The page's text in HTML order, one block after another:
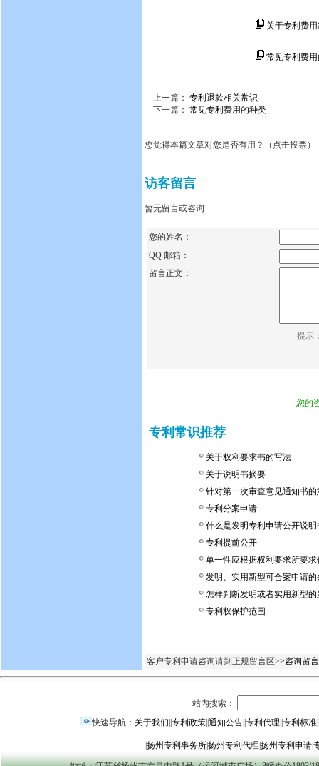
关于专利费
常见专利费
上一篇： 专利退款相关常识
下一篇： 常见专利费用的种类
您觉得本篇文章对您是否有用？（点击投票）
访客留言
暂无留言或咨询
您的姓名：
QQ 邮箱：
留言正文：
提示
您的
专利常识推荐
关于权利要求书的写法
关于说明书摘要
针对第一次审查意见通知书
专利分案申请
什么是发明专利申请公开说明
专利提前公开
单一性应根据权利要求所要
发明、实用新型可合案申请的
怎样判断发明或者实用新型的
专利权保护范围
客户专利申请咨询请到正规留言区>>咨询留言
站内搜索：
快速导航： 关于我们 专利政策 通知公告 专利代理 专利标准
扬州专利事务所|扬州专利代理 扬州专利申请|